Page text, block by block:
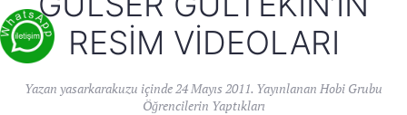
RESIM VIDEOLARI
Yazan yasarkarakuzu içinde 24 Mayıs 2011. Yayınlanan Hobi Grubu
Öğrencilerin Yaptıkları